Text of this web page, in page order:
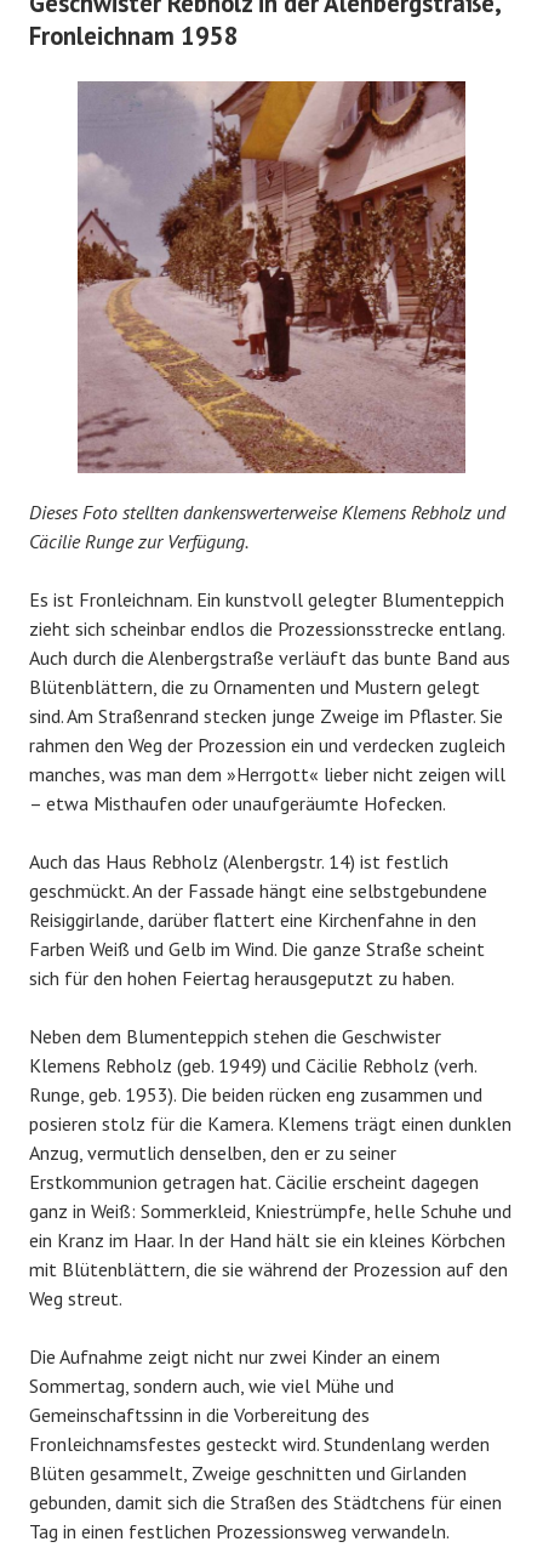
Fronleichnam 1958
Dieses Foto stellten dankenswerterweise Klemens Rebholz und
Cäcilie Runge zur Verfügung.
Es ist Fronleichnam. Ein kunstvoll gelegter Blumenteppich
zieht sich scheinbar endlos die Prozessionsstrecke entlang.
Auch durch die Alenbergstraße verläuft das bunte Band aus
Blütenblättern, die zu Ornamenten und Mustern gelegt
sind. Am Straßenrand stecken junge Zweige im Pflaster. Sie
rahmen den Weg der Prozession ein und verdecken zugleich
manches, was man dem »Herrgott« lieber nicht zeigen will
– etwa Misthaufen oder unaufgeräumte Hofecken.
Auch das Haus Rebholz (Alenbergstr. 14) ist festlich
geschmückt. An der Fassade hängt eine selbstgebundene
Reisiggirlande, darüber flattert eine Kirchenfahne in den
Farben Weiß und Gelb im Wind. Die ganze Straße scheint
sich für den hohen Feiertag herausgeputzt zu haben.
Neben dem Blumenteppich stehen die Geschwister
Klemens Rebholz (geb. 1949) und Cäcilie Rebholz (verh.
Runge, geb. 1953). Die beiden rücken eng zusammen und
posieren stolz für die Kamera. Klemens trägt einen dunklen
Anzug, vermutlich denselben, den er zu seiner
Erstkommunion getragen hat. Cäcilie erscheint dagegen
ganz in Weiß: Sommerkleid, Kniestrümpfe, helle Schuhe und
ein Kranz im Haar. In der Hand hält sie ein kleines Körbchen
mit Blütenblättern, die sie während der Prozession auf den
Weg streut.
Die Aufnahme zeigt nicht nur zwei Kinder an einem
Sommertag, sondern auch, wie viel Mühe und
Gemeinschaftssinn in die Vorbereitung des
Fronleichnamsfestes gesteckt wird. Stundenlang werden
Blüten gesammelt, Zweige geschnitten und Girlanden
gebunden, damit sich die Straßen des Städtchens für einen
Tag in einen festlichen Prozessionsweg verwandeln.